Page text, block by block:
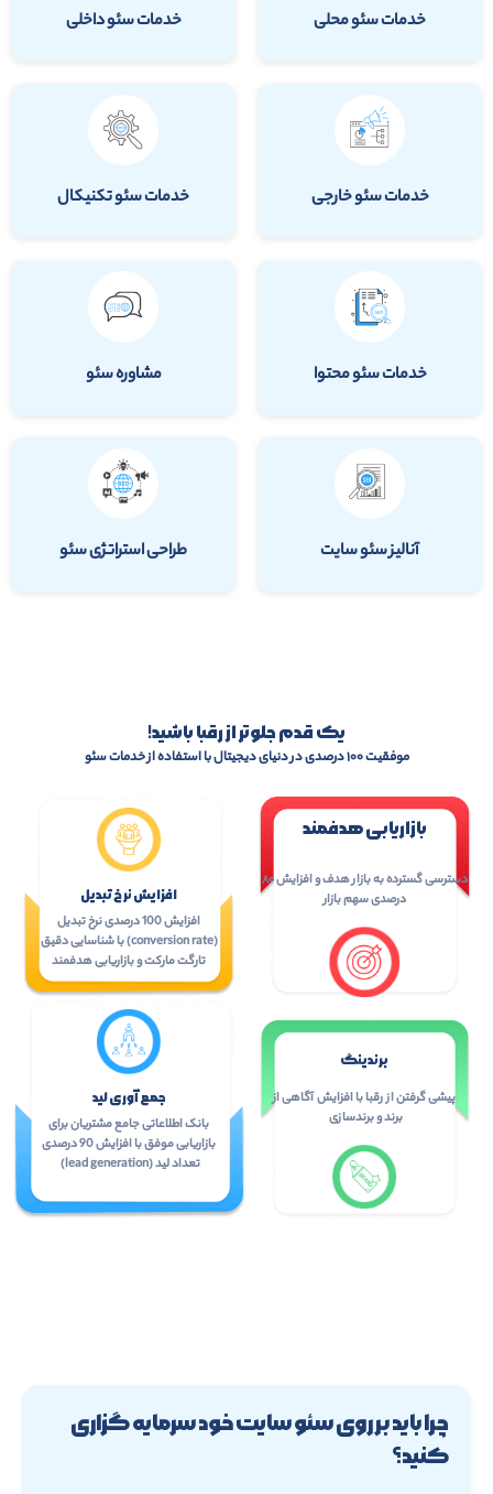
خدمات سئو محلی خدمات سئو داخلی
خدمات سئو خارجی خدمات سئو تکنیکال
خدمات سئو محتوا مشاوره سئو
آنالیز سئو سایت طراحی استراتژی سئو
یک قدم جلوتر از رقبا باشید!
موفقیت ۱۰۰ درصدی در دنیای دیجیتال با استفاده از خدمات سئو
بازاریابی هدفمند
دسترسی گسترده به بازار هدف و افزایش ۸۰
درصدی سهم بازار
افزایش نرخ تبدیل
افزایش 100 درصدی نرخ تبدیل
(conversion rate) با شناسایی دقیق
تارگت مارکت و بازاریابی هدفمند
برندینگ
پیشی گرفتن از رقبا با افزایش آگاهی از
برند و برندسازی
جمع آوری لید
بانک اطلاعاتی جامع مشتریان برای
بازاریابی موفق با افزایش 90 درصدی
تعداد لید (lead generation)
چرا باید بر روی سئو سایت خود سرمایه گزاری
کنید؟